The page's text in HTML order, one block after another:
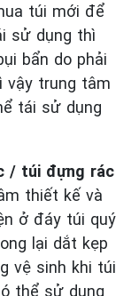
túi mới để
sử dụng thì
bẩn do phải
vậy trung tâm
tái sử dụng
/ túi đựng rác
thiết kế và
ở đáy túi quý
lại dắt kẹp
vệ sinh khi túi
thể sử dụng